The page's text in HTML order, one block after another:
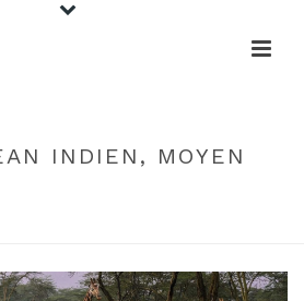
INDIEN, MOYEN